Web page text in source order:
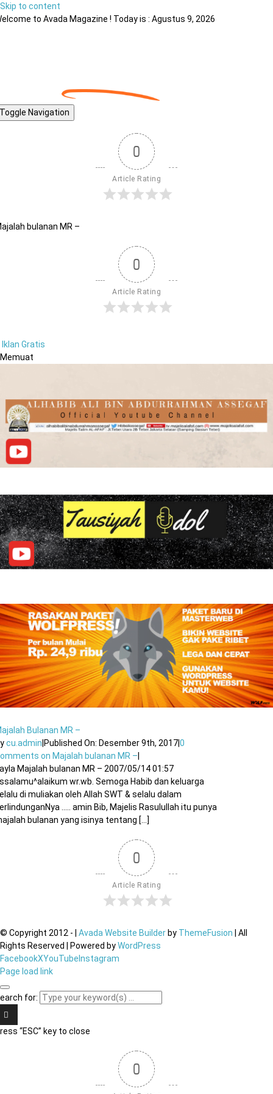
Skip to content
to Avada Magazine ! Today is : Agustus 9, 2026
Toggle Navigation
0
Article Rating
bulanan MR –
0
Article Rating
Iklan Gratis
Memuat
Bulanan MR –
cu.admin Published On: Desember 9th, 2017|0
on Majalah bulanan MR –
Majalah bulanan MR – 2007/05/14 01:57
wr.wb. Semoga Habib dan keluarga
di muliakan oleh Allah SWT & selalu dalam
….. amin Bib, Majelis Rasulullah itu punya
bulanan yang isinya tentang [...]
0
Article Rating
© Copyright 2012 - Avada Website Builder by ThemeFusion | All
Rights Reserved | Powered byWordPress
FacebookXYouTube Instagram
Page load link
for:
“ESC” key to close
0